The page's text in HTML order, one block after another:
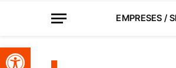
Obre la barra d'eines
EMPRESES /